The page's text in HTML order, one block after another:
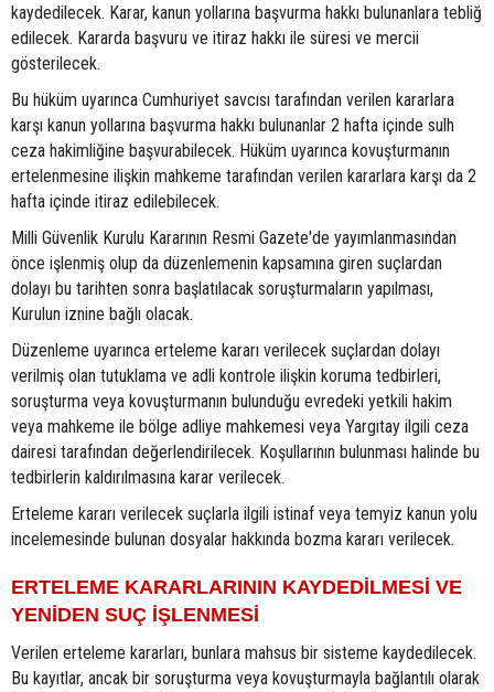
kaydedilecek. Karar, kanun yollarına başvurma hakkı bulunanlara tebliğ
edilecek. Kararda başvuru ve itiraz hakkı ile süresi ve mercii
gösterilecek.
Bu hüküm uyarınca Cumhuriyet savcısı tarafından verilen kararlara
karşı kanun yollarına başvurma hakkı bulunanlar 2 hafta içinde sulh
ceza hakimliğine başvurabilecek. Hüküm uyarınca kovuşturmanın
ertelenmesine ilişkin mahkeme tarafından verilen kararlara karşı da 2
hafta içinde itiraz edilebilecek.
Milli Güvenlik Kurulu Kararının Resmi Gazete'de yayımlanmasından
önce işlenmiş olup da düzenlemenin kapsamına giren suçlardan
dolayı bu tarihten sonra başlatılacak soruşturmaların yapılması,
Kurulun iznine bağlı olacak.
Düzenleme uyarınca erteleme kararı verilecek suçlardan dolayı
verilmiş olan tutuklama ve adli kontrole ilişkin koruma tedbirleri,
soruşturma veya kovuşturmanın bulunduğu evredeki yetkili hakim
veya mahkeme ile bölge adliye mahkemesi veya Yargıtay ilgili ceza
dairesi tarafından değerlendirilecek. Koşullarının bulunması halinde bu
tedbirlerin kaldırılmasına karar verilecek.
Erteleme kararı verilecek suçlarla ilgili istinaf veya temyiz kanun yolu
incelemesinde bulunan dosyalar hakkında bozma kararı verilecek.
ERTELEME KARARLARININ KAYDEDİLMESİ VE
YENİDEN SUÇ İŞLENMESİ
Verilen erteleme kararları, bunlara mahsus bir sisteme kaydedilecek.
Bu kayıtlar, ancak bir soruşturma veya kovuşturmayla bağlantılı olarak